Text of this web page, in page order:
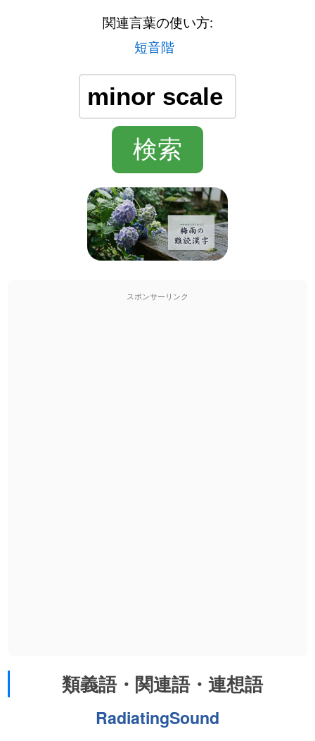
関連言葉の使い方:
短音階
スポンサーリンク
類義語・関連語・連想語
RadiatingSound